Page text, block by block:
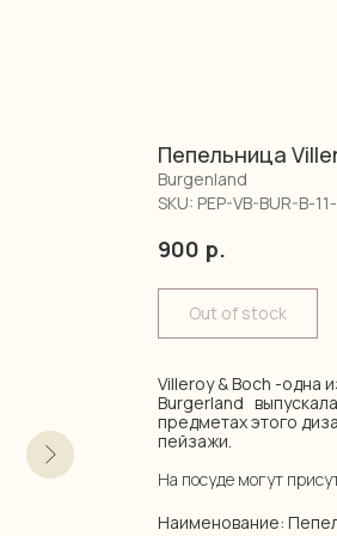
Пепельница
Burgenland
SKU: PEP-VB-BUR-B-
900 р.
Out of stock
Villeroy & Boch -одна
Burgerland
предметах этого
пейзажи.
На посуде могут
Наименование: